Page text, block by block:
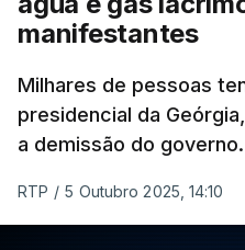
manifestantes
Milhares de pessoas
presidencial da
a demissão do governo.
RTP / 5 Outubro 2025, 14:10